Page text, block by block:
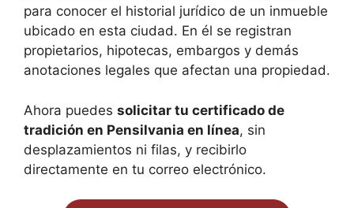
para conocer el historial jurídico de un inmueble
ubicado en esta ciudad. En él se registran
propietarios, hipotecas, embargos y demás
anotaciones legales que afectan una propiedad.
Ahora puedes solicitar tu certificado de
tradición en Pensilvania en línea, sin
desplazamientos ni filas, y recibirlo
directamente en tu correo electrónico.